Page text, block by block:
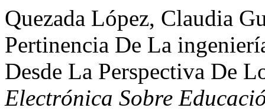
Quezada López, Claudia
Pertinencia De La
Desde La Perspectiva De
Electrónica Sobre